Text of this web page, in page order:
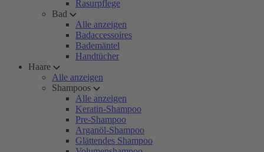
Rasurpflege
Bad
Alle anzeigen
Badaccessoires
Bademäntel
Handtücher
Haare
Alle anzeigen
Shampoos
Alle anzeigen
Keratin-Shampoo
Pre-Shampoo
Arganöl-Shampoo
Glättendes Shampoo